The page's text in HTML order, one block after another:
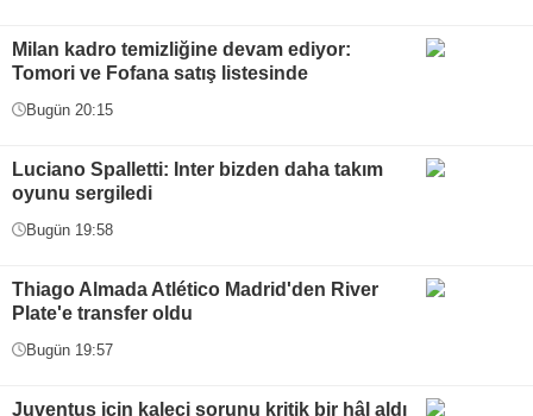
Milan kadro temizliğine devam ediyor:
Tomori ve Fofana satış listesinde
Bugün 20:15
Luciano Spalletti: Inter bizden daha takım
oyunu sergiledi
Bugün 19:58
Thiago Almada Atlético Madrid'den River
Plate'e transfer oldu
Bugün 19:57
Juventus için kaleci sorunu kritik bir hâl aldı